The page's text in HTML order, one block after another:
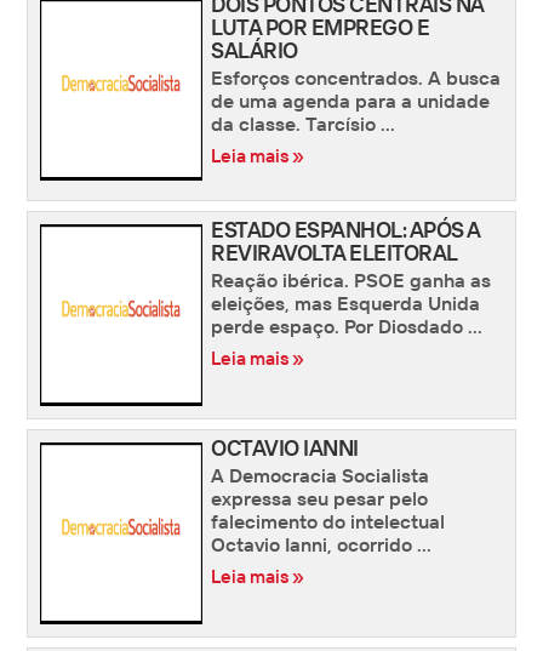
LUTA POR EMPREGO E
SALÁRIO
Esforços concentrados. A busca
de uma agenda para a unidade
da classe. Tarcísio ...
Leia mais »
ESTADO ESPANHOL: APÓS A
REVIRAVOLTA ELEITORAL
Reação ibérica. PSOE ganha as
eleições, mas Esquerda Unida
perde espaço. Por Diosdado ...
Leia mais »
OCTAVIO IANNI
A Democracia Socialista
expressa seu pesar pelo
falecimento do intelectual
Octavio Ianni, ocorrido ...
Leia mais »